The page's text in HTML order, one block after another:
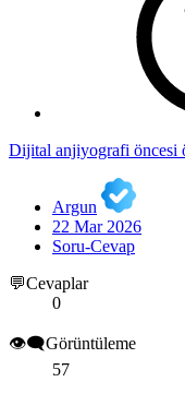
Dijital anjiyografi öncesi
Argun
22 Mar 2026
Soru-Cevap
💬Cevaplar
0
👁️‍🗨️Görüntüleme
57